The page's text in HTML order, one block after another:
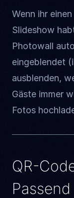
Wenn ihr
Slideshow
Photowall
eingeblendet
ausblenden,
Gäste immer
Fotos
QR-